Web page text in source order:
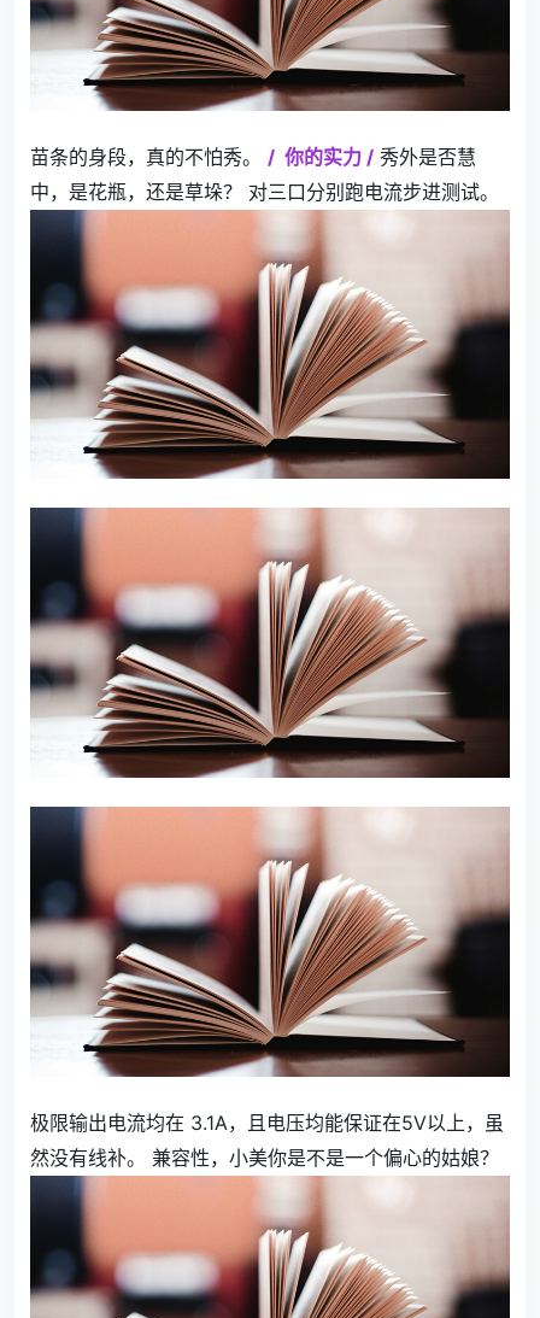
苗条的身段，真的不怕秀。 / 你的实力 / 秀外是否慧
中，是花瓶，还是草垛？ 对三口分别跑电流步进测试。
极限输出电流均在 3.1A，且电压均能保证在5V以上，虽
然没有线补。 兼容性，小美你是不是一个偏心的姑娘？